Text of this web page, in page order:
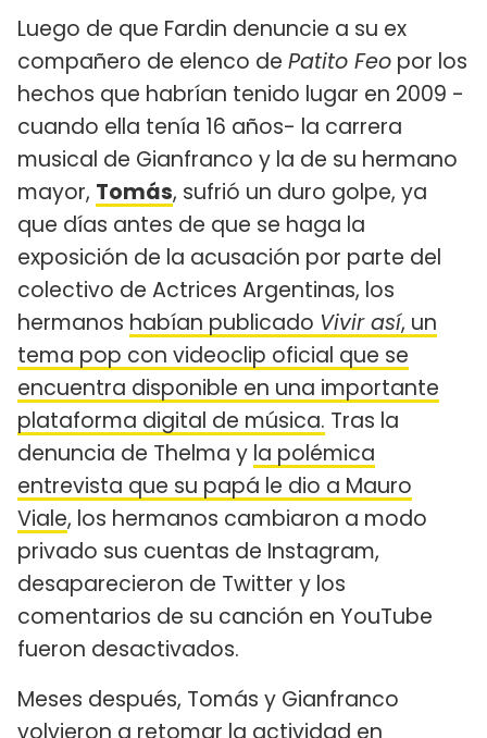
Luego de que Fardin denuncie a su ex
compañero de elenco de Patito Feo por los
hechos que habrían tenido lugar en 2009 -
cuando ella tenía 16 años- la carrera
musical de Gianfranco y la de su hermano
mayor, Tomás, sufrió un duro golpe, ya
que días antes de que se haga la
exposición de la acusación por parte del
colectivo de Actrices Argentinas, los
hermanos habían publicado Vivir así, un
tema pop con videoclip oficial que se
encuentra disponible en una importante
plataforma digital de música. Tras la
denuncia de Thelma y la polémica
entrevista que su papá le dio a Mauro
Viale, los hermanos cambiaron a modo
privado sus cuentas de Instagram,
desaparecieron de Twitter y los
comentarios de su canción en YouTube
fueron desactivados.
Meses después, Tomás y Gianfranco
volvieron a retomar la actividad en